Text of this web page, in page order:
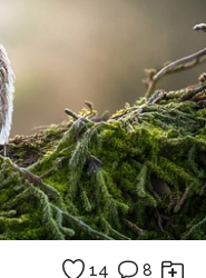
14 8